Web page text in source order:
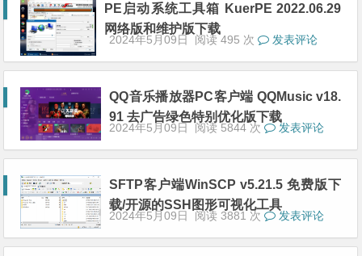
PE启动系统工具箱 KuerPE 2022.06.29
网络版和维护版下载
2024年5月09日 阅读 495 次 发表评论
QQ音乐播放器PC客户端 QQMusic v18.
91 去广告绿色特别优化版下载
2024年5月09日 阅读 5844 次 发表评论
SFTP客户端WinSCP v5.21.5 免费版下
载/开源的SSH图形可视化工具
2024年5月09日 阅读 3881 次 发表评论